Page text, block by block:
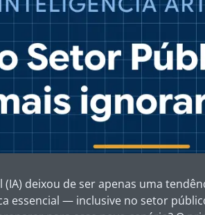
(IA) deixou de ser apenas uma
essencial — inclusive no setor